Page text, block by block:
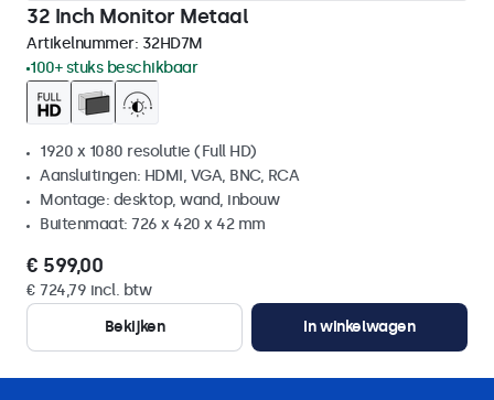
32 Inch Monitor Metaal
Artikelnummer: 32HD7M
100+ stuks beschikbaar
1920 x 1080 resolutie (Full HD)
Aansluitingen: HDMI, VGA, BNC, RCA
Montage: desktop, wand, inbouw
Buitenmaat: 726 x 420 x 42 mm
€ 599,00
€ 724,79 incl. btw
Bekijken
In winkelwagen